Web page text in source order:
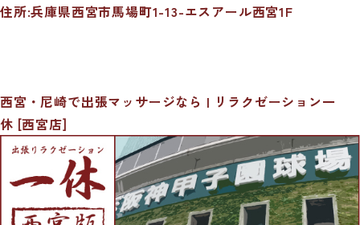
住所:兵庫県西宮市馬場町1-13-エスアール西宮1F
西宮・尼崎で出張マッサージなら | リラクゼーション一
休 [西宮店]